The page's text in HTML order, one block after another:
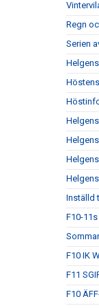
Regn
Serien
Inställd
F10-
F10 IK
F11
F10